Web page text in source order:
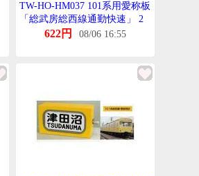
TW-HO-HM037 101系用愛称板
「総武房総西線通勤快速」 2
622円 08/06 16:55